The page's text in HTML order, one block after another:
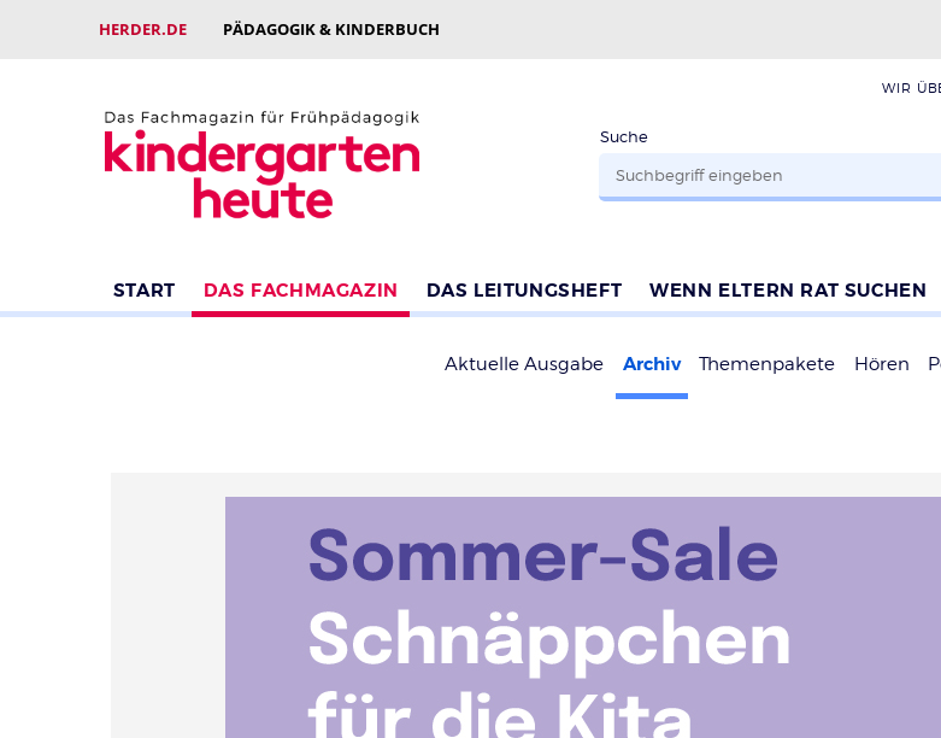
HERDER.DE PÄDAGOGIK & KINDERBUCH
WIR
Suche
START DAS FACHMAGAZIN DAS LEITUNGSHEFT WENN ELTERN RAT SUCHEN
Aktuelle Ausgabe Archiv Themenpakete Hören